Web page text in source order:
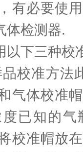
有必要使
体检测器.
以下三种校
校准方法
气体校准
已知的气
校准帽放